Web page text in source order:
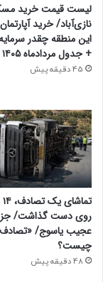
لیست قیمت خرید
این منطقه چقدر سرمایه
+ جدول مردادماه ۱۴۰۵
45 دقیقه پیش
روی دست گذاشت/
عجیب یاسوج/ «تصادف
چیست؟
48 دقیقه پیش